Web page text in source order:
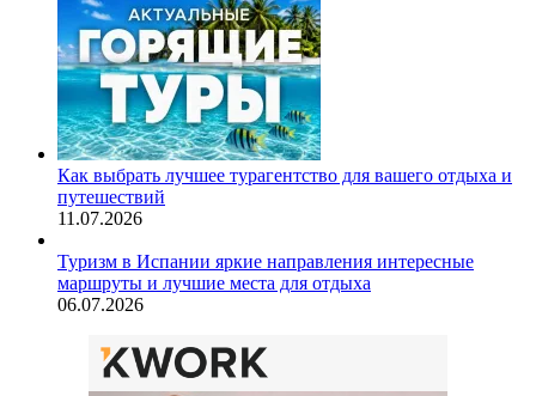
Как выбрать лучшее турагентство для вашего отдыха и
путешествий
11.07.2026
Туризм в Испании яркие направления интересные
маршруты и лучшие места для отдыха
06.07.2026